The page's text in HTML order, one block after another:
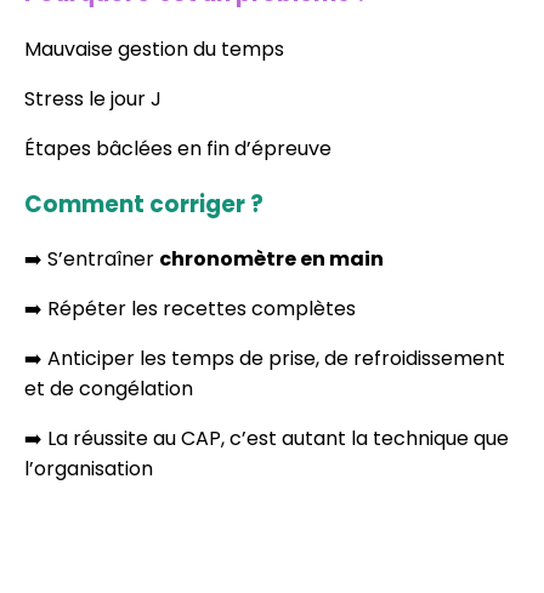
Mauvaise gestion du temps
Stress le jour J
Étapes bâclées en fin d’épreuve
Comment corriger ?
➡️ S’entraîner chronomètre en main
➡️ Répéter les recettes complètes
➡️ Anticiper les temps de prise, de refroidissement
et de congélation
➡️ La réussite au CAP, c’est autant la technique que
l’organisation